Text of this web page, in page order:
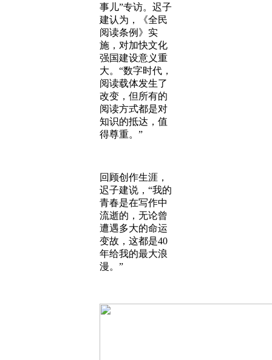
事儿”专访。迟子
建认为，《全民
阅读条例》实
施，对加快文化
强国建设意义重
大。“数字时代，
阅读载体发生了
改变，但所有的
阅读方式都是对
知识的抵达，值
得尊重。”
回顾创作生涯，
迟子建说，“我的
青春是在写作中
流逝的，无论曾
遭遇多大的命运
变故，这都是40
年给我的最大浪
漫。”